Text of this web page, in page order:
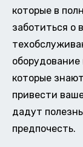
которые в
заботиться о
которые
привести
дадут
предпочесть.